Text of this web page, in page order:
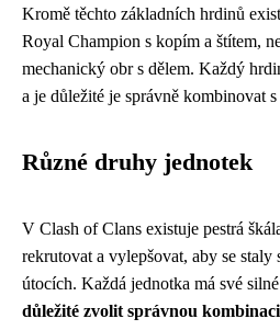
Kromě těchto základních hrdinů
Royal Champion s kopím a štítem,
mechanický obr s dělem. Každý
a je důležité je správně kombinovat
Různé druhy jednotek
V Clash of Clans existuje pestrá
rekrutovat a vylepšovat, aby se
útocích. Každá jednotka má své
důležité zvolit správnou